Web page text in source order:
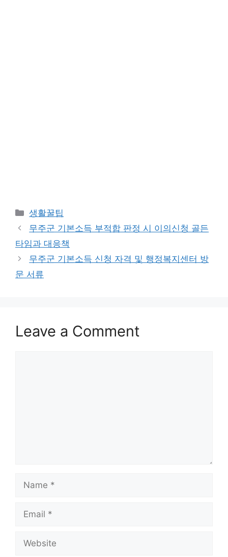
Categories
생활꿀팁
무주군 기본소득 부적합 판정 시 이의신청 골든
타임과 대응책
무주군 기본소득 신청 자격 및 행정복지센터 방
문 서류
Leave a Comment
Name
Email
Website